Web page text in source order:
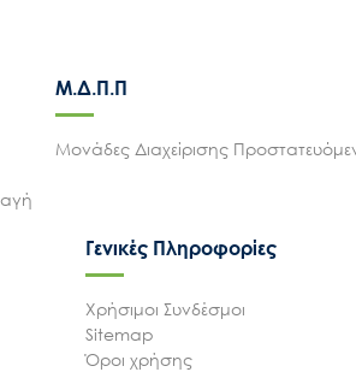
Μ.Δ.Π.Π
Μονάδες Διαχείρισης
Γενικές Πληροφορίες
Χρήσιμοι Συνδέσμοι
Sitemap
Όροι χρήσης